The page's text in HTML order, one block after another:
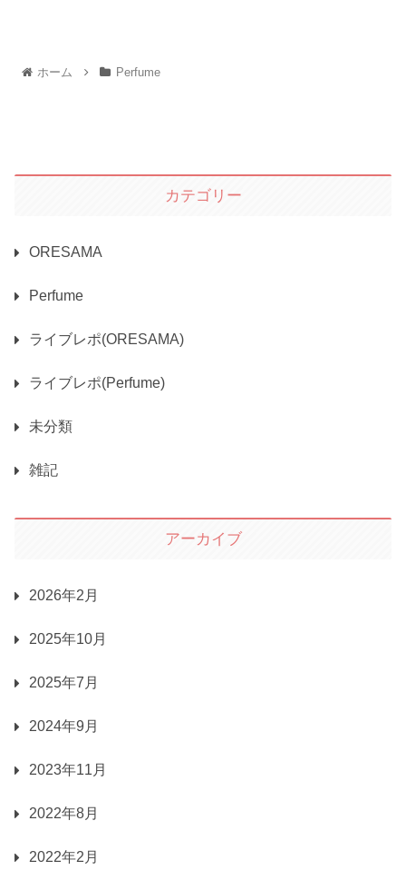
ホーム Perfume
カテゴリー
ORESAMA
Perfume
ライブレポ(ORESAMA)
ライブレポ(Perfume)
未分類
雑記
アーカイブ
2026年2月
2025年10月
2025年7月
2024年9月
2023年11月
2022年8月
2022年2月